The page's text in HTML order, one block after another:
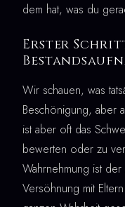
dem hat, was du
Erster
Wir schauen, was
Beschönigung, aber
ist aber oft das
bewerten oder zu
Wahrnehmung ist
Versöhnung mit